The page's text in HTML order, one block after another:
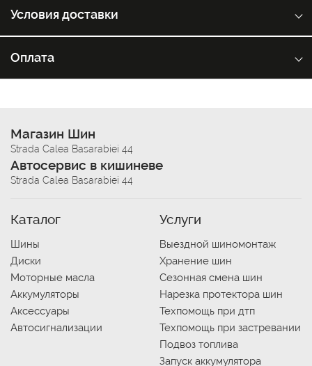
Условия доставки
Оплата
Магазин Шин
Strada Calea Basarabiei 44
Автосервис в кишиневе
Strada Calea Basarabiei 44
Каталог
Шины
Диски
Моторные масла
Аккумуляторы
Аксессуары
Автосигнализации
Услуги
Выездной шиномонтаж
Хранение шин
Сезонная смена шин
Нарезка протектора шин
Техпомощь при дтп
Техпомощь при застревании
Подвоз топлива
Запуск аккумулятора